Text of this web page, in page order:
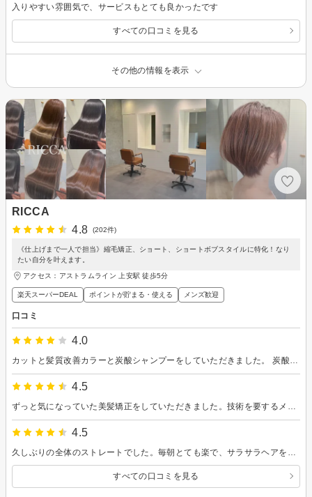
入りやすい雰囲気で、サービスもとても良かったです
すべての口コミを見る
その他の情報を表示
RICCA
4.8
(202件)
《仕上げまで一人で担当》縮毛矯正、ショート、ショートボブスタイルに特化！なり
たい自分を叶えます。
アクセス：アストラムライン 上安駅 徒歩5分
楽天スーパーDEAL ポイントが貯まる・使える メンズ歓迎
口コミ
4.0
4.5
4.5
すべての口コミを見る